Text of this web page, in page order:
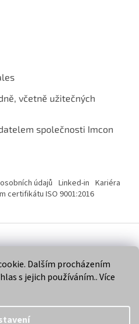
Dalším procházením
s jejich používáním.. Více
včetně užitečných
společnosti Imcon
údajů Linked-in Kariéra
certifikátu ISO 9001:2016